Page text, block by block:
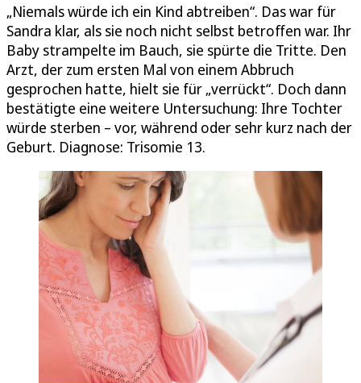
„Niemals würde ich ein Kind abtreiben“. Das war für
Sandra klar, als sie noch nicht selbst betroffen war. Ihr
Baby strampelte im Bauch, sie spürte die Tritte. Den
Arzt, der zum ersten Mal von einem Abbruch
gesprochen hatte, hielt sie für „verrückt“. Doch dann
bestätigte eine weitere Untersuchung: Ihre Tochter
würde sterben – vor, während oder sehr kurz nach der
Geburt. Diagnose: Trisomie 13.